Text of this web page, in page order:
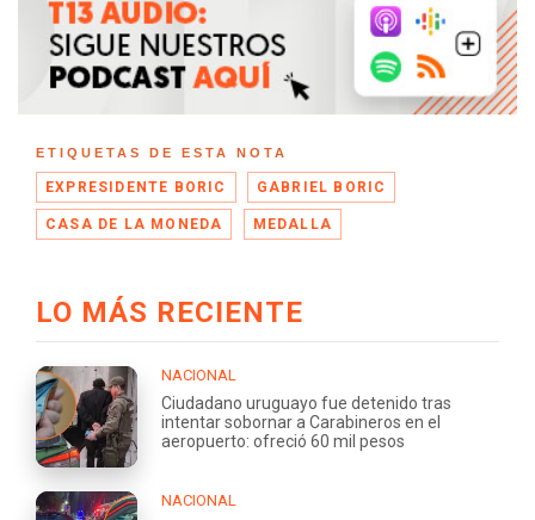
ETIQUETAS DE ESTA NOTA
EXPRESIDENTE BORIC GABRIEL BORIC
CASA DE LA MONEDA MEDALLA
LO MÁS RECIENTE
NACIONAL
Ciudadano uruguayo fue detenido tras
intentar sobornar a Carabineros en el
aeropuerto: ofreció 60 mil pesos
NACIONAL